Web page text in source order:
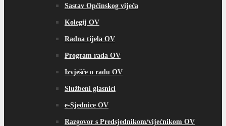
Sastav Općinskog vijeća
Kolegij OV
Radna tijela OV
Program rada OV
Izvješće o radu OV
Službeni glasnici
e-Sjednice OV
Razgovor s Predsjednikom/vijećnikom OV